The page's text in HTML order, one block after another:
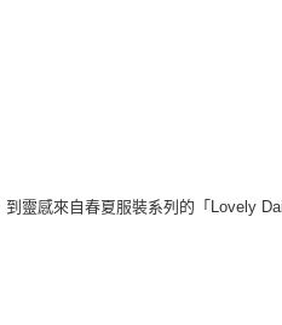
靈感來自春夏服裝系列的「Lovely